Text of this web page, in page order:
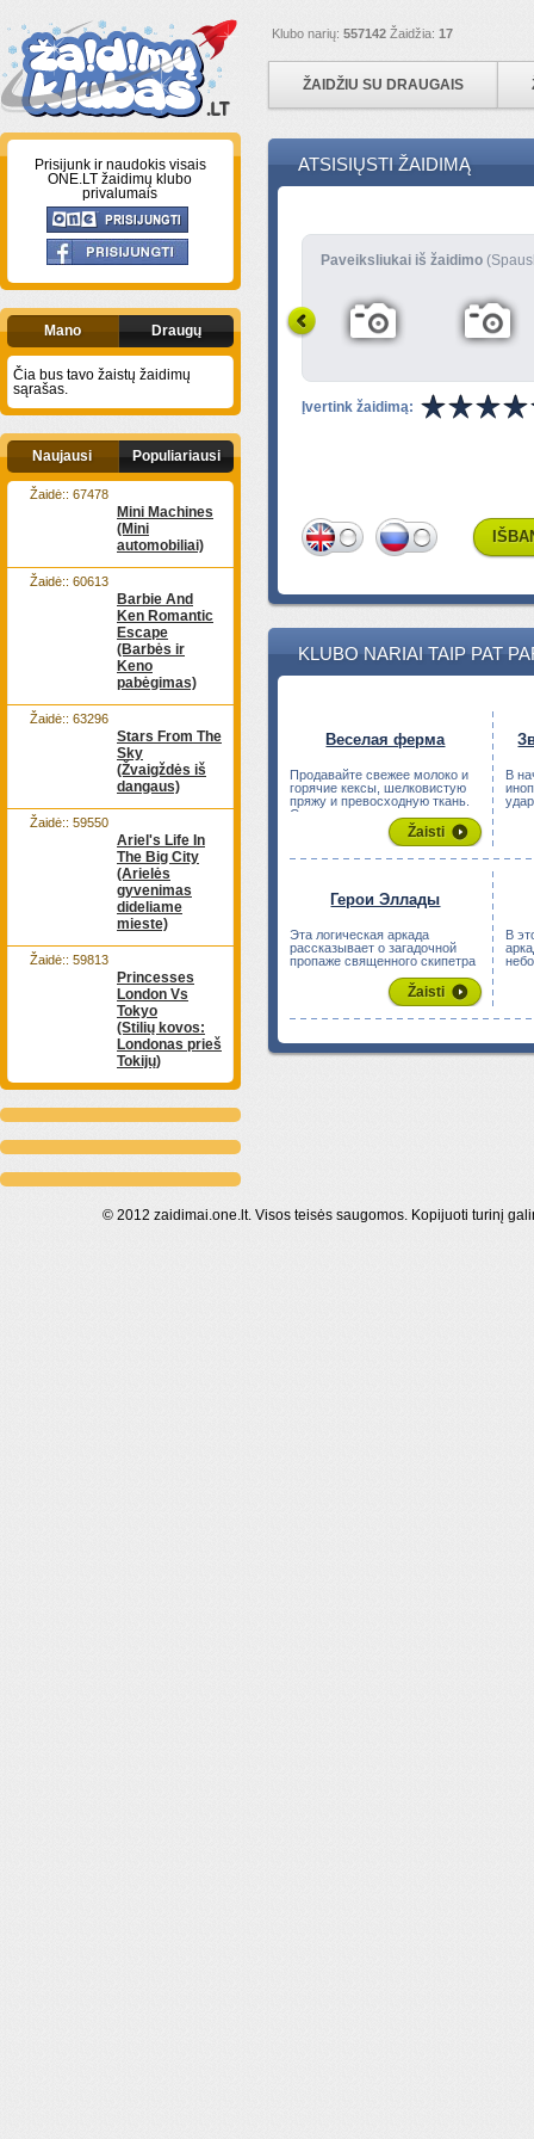
Klubo narių: 557142 Žaidžia: 17
ŽAIDŽIU SU DRAUGAIS
Prisijunk ir naudokis visais
ONE.LT žaidimų klubo
privalumais
Mano Draugų
Čia bus tavo žaistų žaidimų
sąrašas.
Naujausi Populiariausi
Mini Machines
(Mini
automobiliai)
Žaidė:: 67478
Barbie And
Ken Romantic
Escape
(Barbės ir
Keno
pabėgimas)
Žaidė:: 60613
Stars From The
Sky
(Žvaigždės iš
dangaus)
Žaidė:: 63296
Ariel's Life In
The Big City
(Arielės
gyvenimas
dideliame
mieste)
Žaidė:: 59550
Princesses
London Vs
Tokyo
(Stilių kovos:
Londonas prieš
Tokijų)
Žaidė:: 59813
ATSISIŲSTI ŽAIDIMĄ
Paveiksliukai iš žaidimo
Įvertink žaidimą:
KLUBO NARIAI TAIP PAT
Веселая ферма
Продавайте свежее молоко и
горячие кексы, шелковистую
пряжу и превосходную ткань.
Следи...
Žaisti
В
Герои Эллады
Эта логическая аркада
рассказывает о загадочной
пропаже священного скипетра
Žaisti
В
© 2012 zaidimai.one.lt. Visos teisės saugomos. Kopijuoti turinį